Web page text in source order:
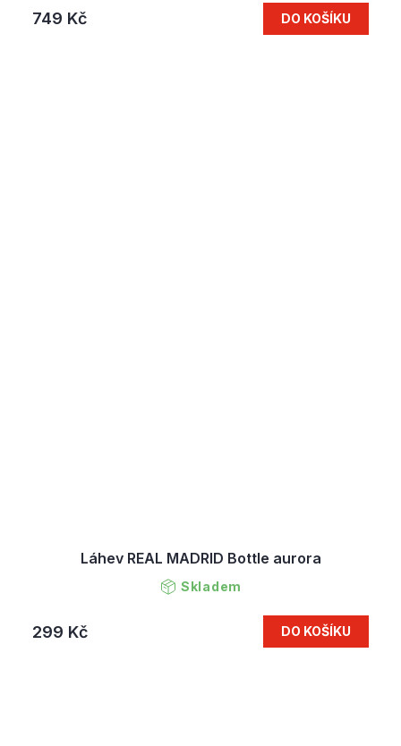
749 Kč DO KOŠÍKU
Láhev REAL MADRID Bottle aurora
Skladem
299 Kč DO KOŠÍKU